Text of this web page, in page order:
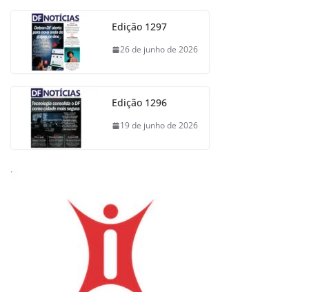
Edição 1297
26 de junho de 2026
Edição 1296
19 de junho de 2026